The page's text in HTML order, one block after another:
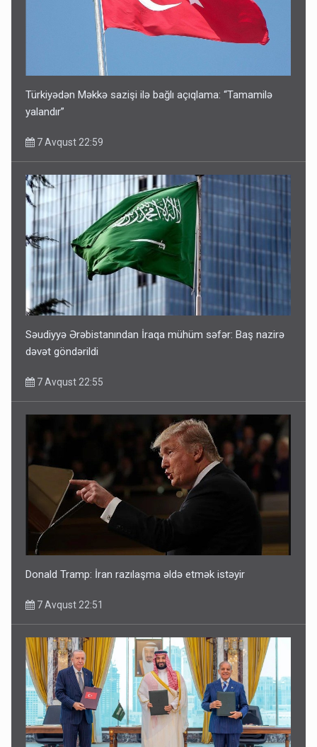
Türkiyədən Məkkə sazişi ilə bağlı açıqlama: “Tamamilə
yalandır”
7 Avqust 22:59
Səudiyyə Ərəbistanından İraqa mühüm səfər: Baş nazirə
dəvət göndərildi
7 Avqust 22:55
Donald Tramp: İran razılaşma əldə etmək istəyir
7 Avqust 22:51